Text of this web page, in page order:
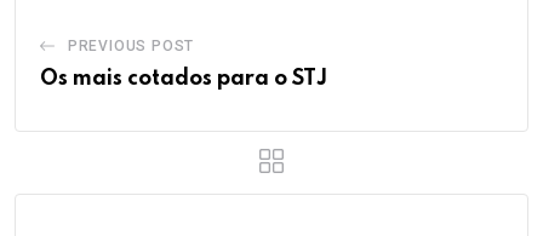
PREVIOUS POST
Os mais cotados para o STJ